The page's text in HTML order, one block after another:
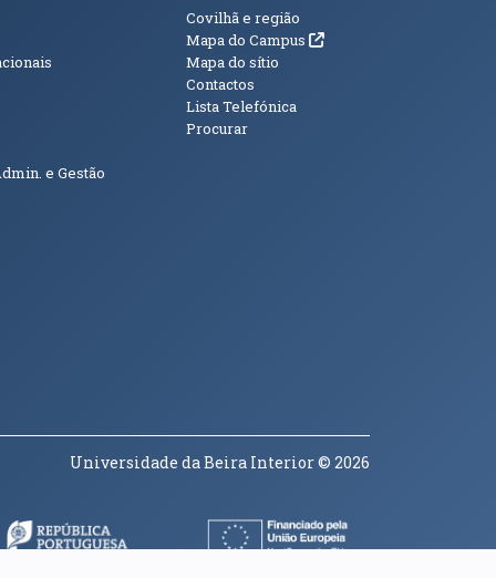
e Gestão
Informações
Covilhã e região
Mapa do Campus (abre em nova janela)
Mapa do sítio
Contactos
Lista Telefónica
Procurar
Universidade da Beira Interior© 2026
janela) (abre em nova janela)